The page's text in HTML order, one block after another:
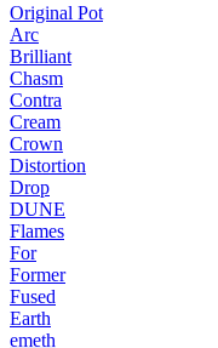
Original Pot
Arc
Brilliant
Chasm
Contra
Cream
Crown
Distortion
Drop
DUNE
Flames
For
Former
Fused
Earth
emeth